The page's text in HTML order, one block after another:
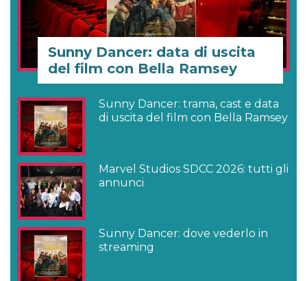
Sunny Dancer: data di uscita
del film con Bella Ramsey
Sunny Dancer: trama, cast e data
di uscita del film con Bella Ramsey
Marvel Studios SDCC 2026: tutti gli
annunci
Sunny Dancer: dove vederlo in
streaming